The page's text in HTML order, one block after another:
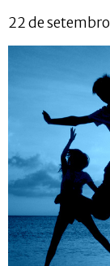
22 de setembro